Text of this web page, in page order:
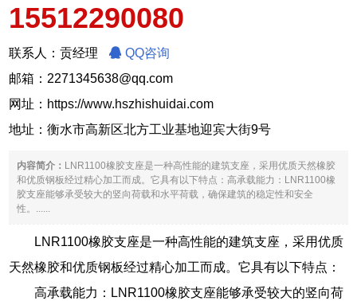
15512290080
联系人：贡经理
QQ咨询
邮箱：2271345638@qq.com
网址： https://www.hszhishuidai.com
地址：衡水市高新区北方工业基地迎宾大街9号
内容简介： LNR1100橡胶支座是一种高性能的建筑支座，采用优质天然橡胶
和优质钢板经过精心加工而成。它具有以下特点：高承载能力：LNR1100橡
胶支座能够承受较大的竖向荷载和水平荷载，确保建筑的稳定性和安全
性。......
LNR1100橡胶支座是一种高性能的建筑支座，采用优质
天然橡胶和优质钢板经过精心加工而成。它具有以下特点：
高承载能力：LNR1100橡胶支座能够承受较大的竖向荷